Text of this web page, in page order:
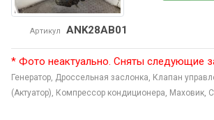
Артикул ANK28AB01
* Фото неактуально. Сняты следующие
Генератор, Дроссельная заслонка, Клапан
(Актуатор), Компрессор кондиционера, Маховик,